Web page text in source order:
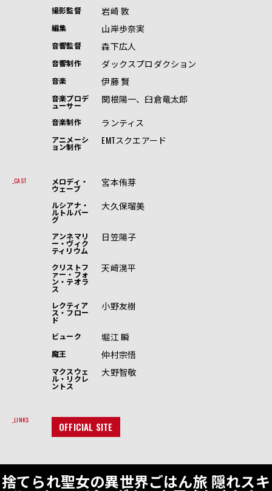
撮影監督 岩崎 敦
編集 山岸歩奈実
音響監督 森下広人
音響制作 ダックスプロダクション
音楽 伊藤 賢
音楽プロデ
ューサー
関根陽一、臼倉竜太郎
音楽制作 ランティス
アニメーシ
ョン制作
EMTスクエアード
CAST メロディ・
ウェーブ
宮本侑芽
ルシアナ・
ルトルバー
グ
大久保瑠美
アンネマリ
ー・ヴィク
ティリウム
日笠陽子
クリストフ
ァー・フォ
ン・テオラ
ス
天﨑滉平
レクティア
ス・フロー
ド
小野友樹
ビューク 堀江 瞬
魔王 仲村宗悟
マクスウェ
ル・リクレ
ントス
大野智敬
LINKS
OFFICIAL SITE
捨てられ聖女の異世界ごはん旅 隠れスキ